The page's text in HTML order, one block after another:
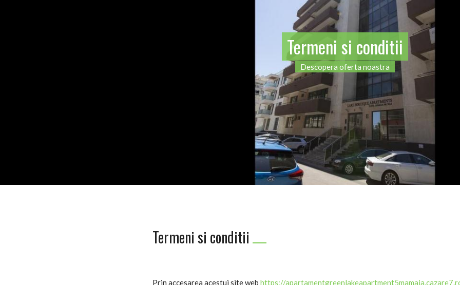
Termeni si conditii
Descopera oferta noastra
Termeni si conditii
Prin accesarea acestui site web https://